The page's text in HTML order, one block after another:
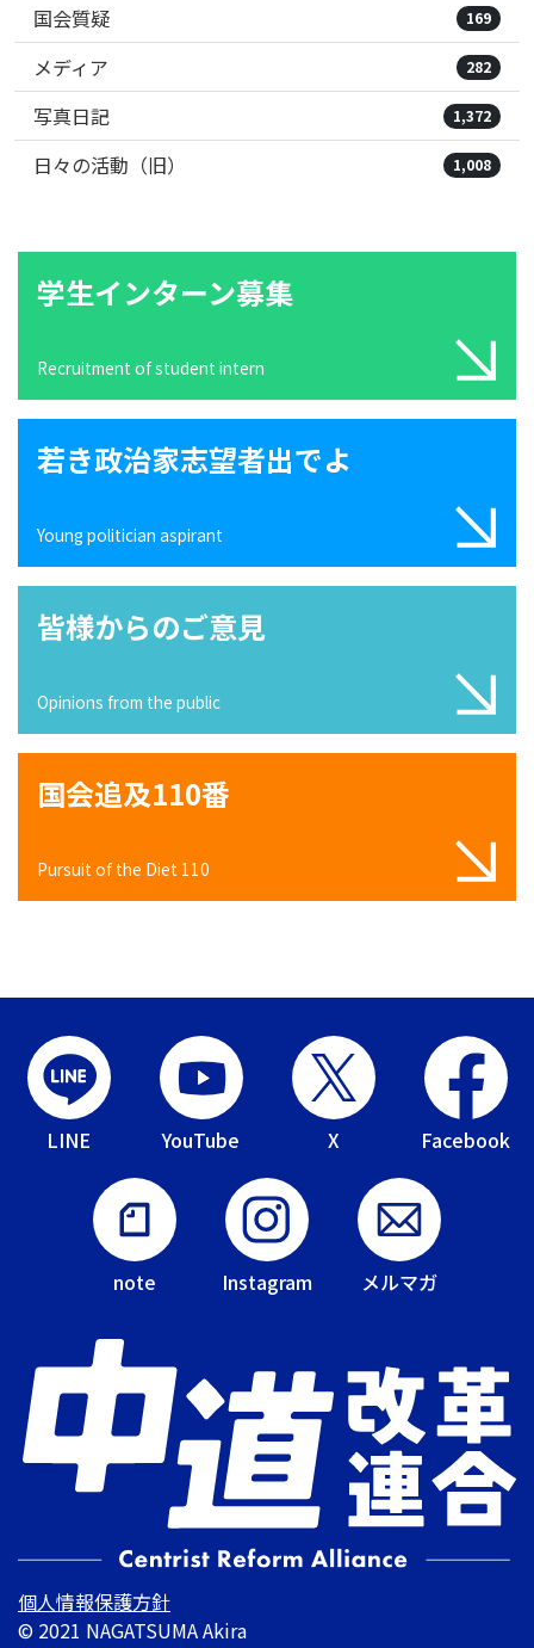
国会質疑 169
メディア 282
写真日記 1,372
日々の活動（旧） 1,008
学生インターン募集
Recruitment of student intern
若き政治家志望者出でよ
Young politician aspirant
皆様からのご意見
Opinions from the public
国会追及110番
Pursuit of the Diet 110
LINE YouTube X Facebook
note Instagram メルマガ
個人情報保護方針
© 2021 NAGATSUMA Akira